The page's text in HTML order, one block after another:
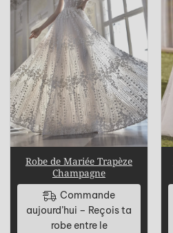
Robe de Mariée Trapèze
Champagne
Commande
aujourd’hui – Reçois ta
robe entre le